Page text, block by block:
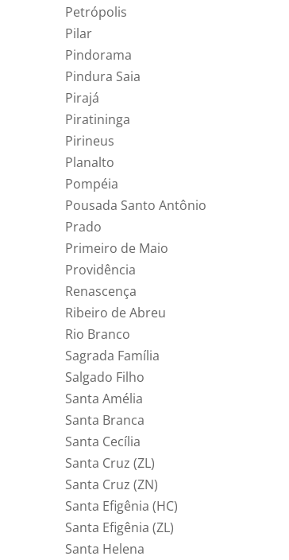
Petrópolis
Pilar
Pindorama
Pindura Saia
Pirajá
Piratininga
Pirineus
Planalto
Pompéia
Pousada Santo Antônio
Prado
Primeiro de Maio
Providência
Renascença
Ribeiro de Abreu
Rio Branco
Sagrada Família
Salgado Filho
Santa Amélia
Santa Branca
Santa Cecília
Santa Cruz (ZL)
Santa Cruz (ZN)
Santa Efigênia (HC)
Santa Efigênia (ZL)
Santa Helena